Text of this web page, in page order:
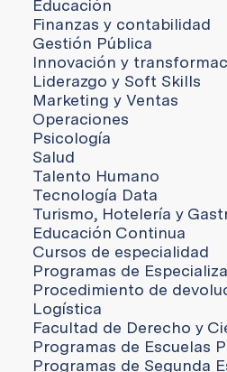
Educación
Finanzas y contabilidad
Gestión Pública
Innovación y
Liderazgo y Soft Skills
Marketing y Ventas
Operaciones
Psicología
Salud
Talento Humano
Tecnología Data
Turismo, Hotelería y
Educación Continua
Cursos de especialidad
Programas de
Procedimiento de
Logística
Facultad de Derecho y
Programas de Escuelas
Programas de Segunda